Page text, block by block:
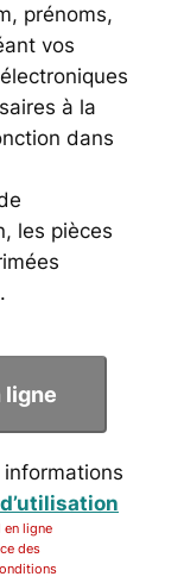
prénoms,
vos
à la
dans
les pièces
informations
en ligne
des